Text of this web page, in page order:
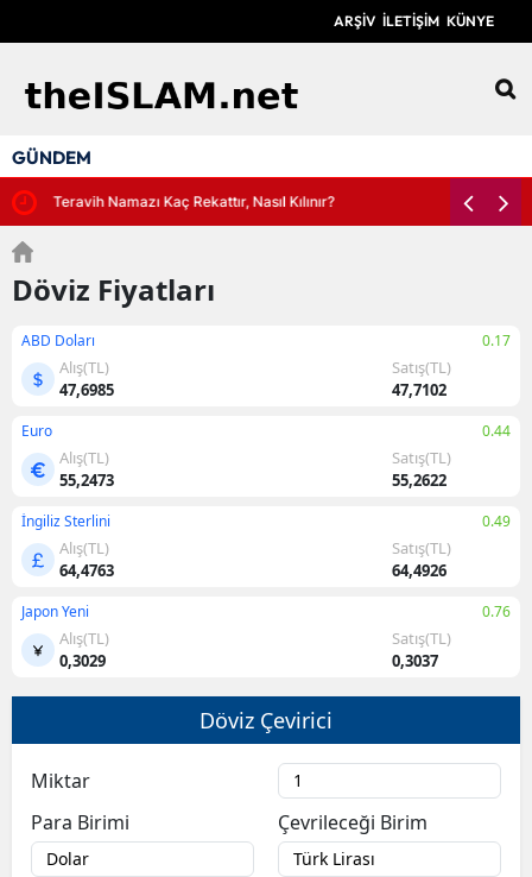
ARŞİV İLETİŞİM KÜNYE
GÜNDEM
Teravih Namazı Kaç Rekattır, Nasıl Kılınır?
Döviz Fiyatları
ABD Doları 0.17
Alış(TL)
47,6985
Satış(TL)
47,7102
Euro 0.44
Alış(TL)
55,2473
Satış(TL)
55,2622
İngiliz Sterlini 0.49
Alış(TL)
64,4763
Satış(TL)
64,4926
Japon Yeni 0.76
Alış(TL)
0,3029
Satış(TL)
0,3037
Döviz Çevirici
Miktar
Para Birimi
Çevrileceği Birim